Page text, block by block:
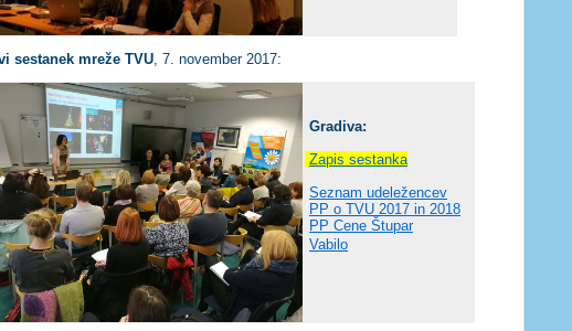
sestanek mreže TVU , 7. november 2017:
Gradiva:
Zapis sestanka
Seznam udeležencev
PP o TVU 2017 in 2018
PP Cene Štupar
Vabilo